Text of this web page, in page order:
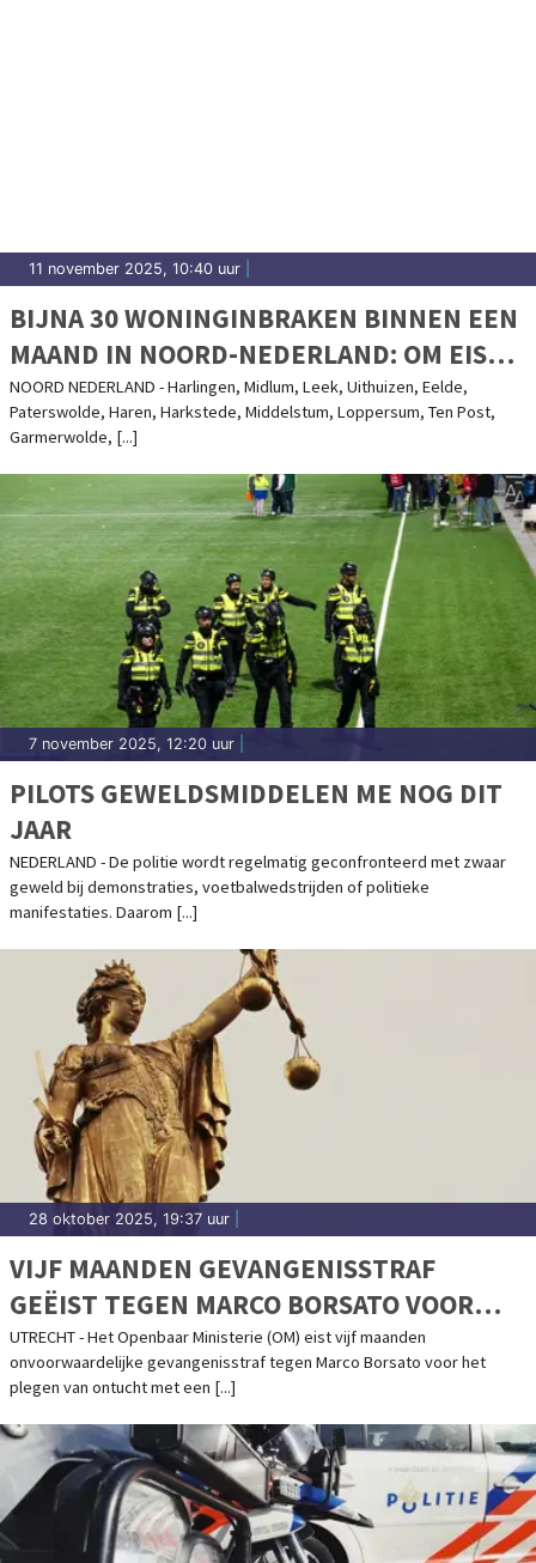
11 november 2025, 10:40 uur
BIJNA 30 WONINGINBRAKEN BINNEN EEN
MAAND IN NOORD-NEDERLAND: OM EIST 7
JAAR CEL
NOORD NEDERLAND - Harlingen, Midlum, Leek, Uithuizen, Eelde,
Paterswolde, Haren, Harkstede, Middelstum, Loppersum, Ten Post,
Garmerwolde, [...]
7 november 2025, 12:20 uur
PILOTS GEWELDSMIDDELEN ME NOG DIT
JAAR
NEDERLAND - De politie wordt regelmatig geconfronteerd met zwaar
geweld bij demonstraties, voetbalwedstrijden of politieke
manifestaties. Daarom [...]
28 oktober 2025, 19:37 uur
VIJF MAANDEN GEVANGENISSTRAF
GEËIST TEGEN MARCO BORSATO VOOR
ONTUCHT MET MINDERJARIGE
UTRECHT - Het Openbaar Ministerie (OM) eist vijf maanden
onvoorwaardelijke gevangenisstraf tegen Marco Borsato voor het
plegen van ontucht met een [...]